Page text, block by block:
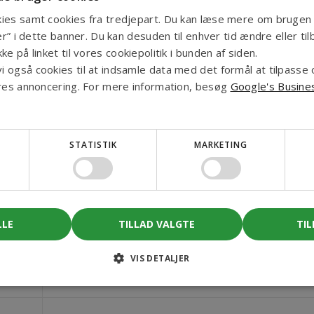
bruges af Google Analytics til at opretholde sessionstilstanden.
er knyttet til Google Universal Analytics - som er en
Denne cookie bruges til at skelne mellem unikke brugere
i hver sideanmodning på et websted og bruges til at
Beskrivelse
Cookie sat af Active Campign til at gemme og spore
Cookie sat af Active Campign til at gemme og spore
samt cookies fra tredjepart. Du kan læse mere om
i dette banner. Du kan desuden til enhver tid ændre eller
på linket til vores cookiepolitik i bunden af siden.
også cookies til at indsamle data med det formål at tilpasse
annoncering. For mere information, besøg Google's
STATISTIK MARKETING
TILLAD VALGTE
VIS DETALJER